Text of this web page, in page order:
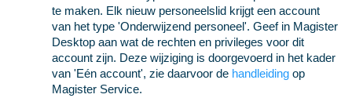
te maken. Elk nieuw personeelslid krijgt een account
van het type 'Onderwijzend personeel'. Geef in Magister
Desktop aan wat de rechten en privileges voor dit
account zijn. Deze wijziging is doorgevoerd in het kader
van 'Eén account', zie daarvoor de handleiding op
Magister Service.